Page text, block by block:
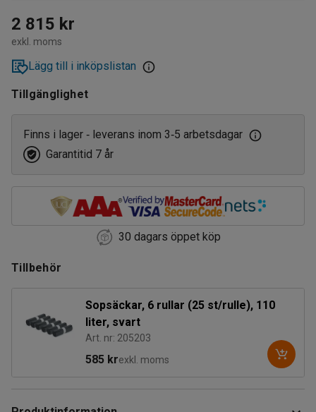
41
52
2 815 kr
exkl. moms
Lägg till i inköpslistan
Tillgänglighet
Finns i lager ‑ leverans inom 3‑5 arbetsdagar
Garantitid 7 år
30 dagars öppet köp
Tillbehör
Sopsäckar, 6 rullar (25 st/rulle), 110
liter, svart
Art. nr: 205203
585 krexkl. moms